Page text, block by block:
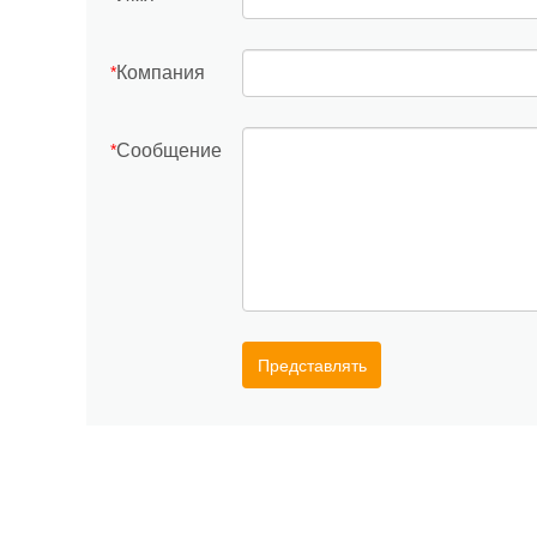
*Компания
*Сообщение
Представлять